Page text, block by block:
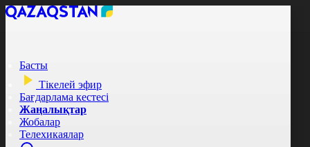
Басты
Тікелей эфир
Бағдарлама кестесі
Жаңалықтар
Жобалар
Телехикаялар